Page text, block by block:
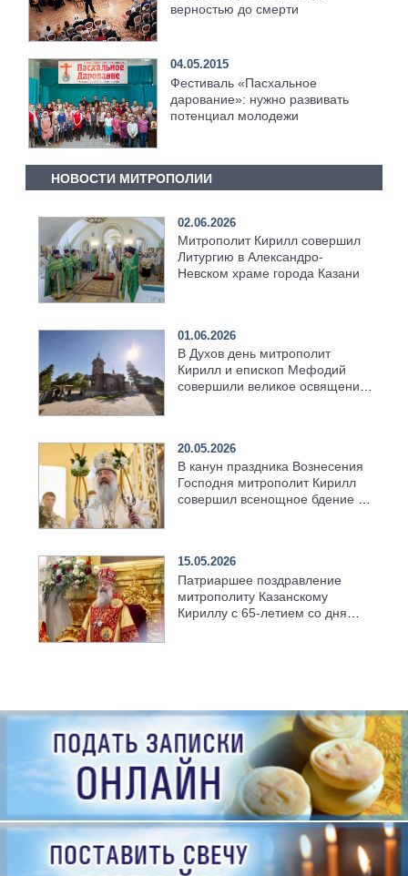
верностью до смерти
04.05.2015
Фестиваль «Пасхальное
дарование»: нужно развивать
потенциал молодежи
НОВОСТИ МИТРОПОЛИИ
02.06.2026
Митрополит Кирилл совершил
Литургию в Александро-
Невском храме города Казани
01.06.2026
В Духов день митрополит
Кирилл и епископ Мефодий
совершили великое освящение
20.05.2026
В канун праздника Вознесения
Господня митрополит Кирилл
совершил всенощное бдение в
15.05.2026
Патриаршее поздравление
митрополиту Казанскому
Кириллу с 65-летием со дня